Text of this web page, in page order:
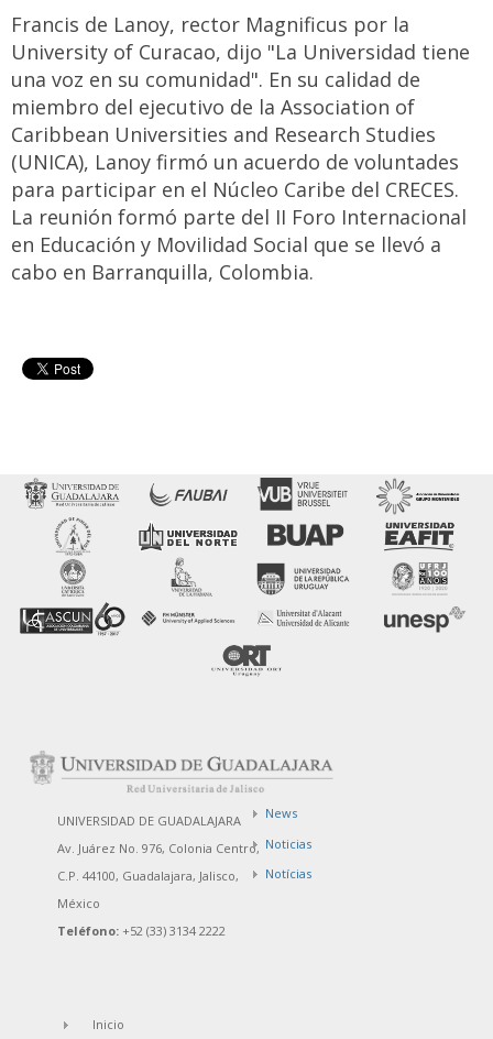
Francis de Lanoy, rector Magnificus por la
University of Curacao, dijo "La Universidad tiene
una voz en su comunidad". En su calidad de
miembro del ejecutivo de la Association of
Caribbean Universities and Research Studies
(UNICA), Lanoy firmó un acuerdo de voluntades
para participar en el Núcleo Caribe del CRECES.
La reunión formó parte del II Foro Internacional
en Educación y Movilidad Social que se llevó a
cabo en Barranquilla, Colombia.
UNIVERSIDAD DE GUADALAJARA
Av. Juárez No. 976, Colonia Centro,
C.P. 44100, Guadalajara, Jalisco,
México
Teléfono: +52 (33) 3134 2222
News
Noticias
Notícias
Inicio